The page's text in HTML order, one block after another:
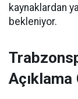
kaynaklardan
bekleniyor.
Açıklama